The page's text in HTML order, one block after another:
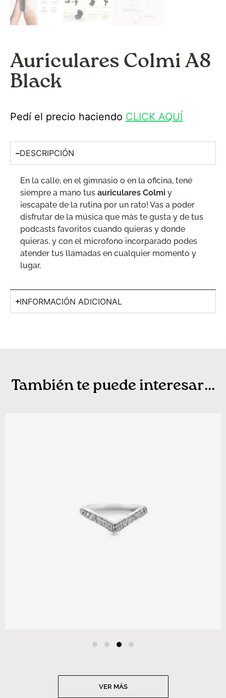
Auriculares Colmi A8
Black
Pedí el precio haciendo CLICK AQUÍ
DESCRIPCIÓN
En la calle, en el gimnasio o en la oficina, tené
siempre a mano tus auriculares Colmi y
¡escapate de la rutina por un rato! Vas a poder
disfrutar de la música que más te gusta y de tus
podcasts favoritos cuando quieras y donde
quieras. y con el microfono incorparado podes
atender tus llamadas en cualquier momento y
lugar.
INFORMACIÓN ADICIONAL
También te puede interesar...
VER MÁS